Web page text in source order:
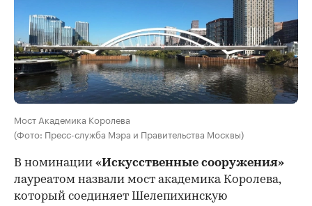
Мост Академика Королева
(Фото: Пресс-служба Мэра и Правительства Москвы)
В номинации «Искусственные сооружения»
лауреатом назвали мост академика Королева,
который соединяет Шелепихинскую